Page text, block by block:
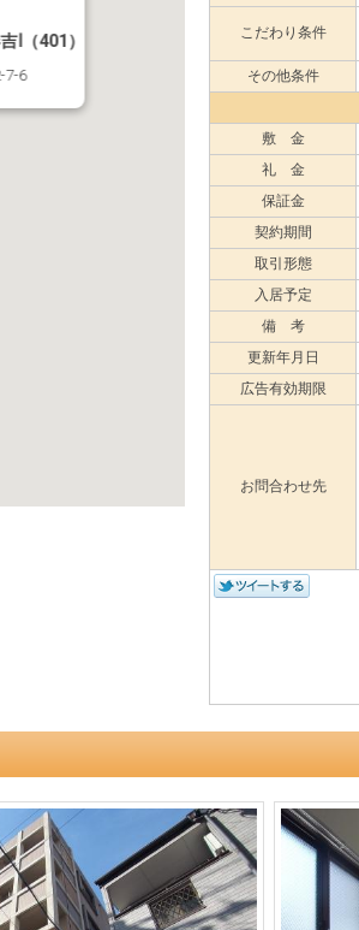
Ⅰ（401）
7-6
こだわり条件
その他条件
敷 金
礼 金
保証金
契約期間
取引形態
入居予定
備 考
更新年月日
広告有効期限
お問合わせ先